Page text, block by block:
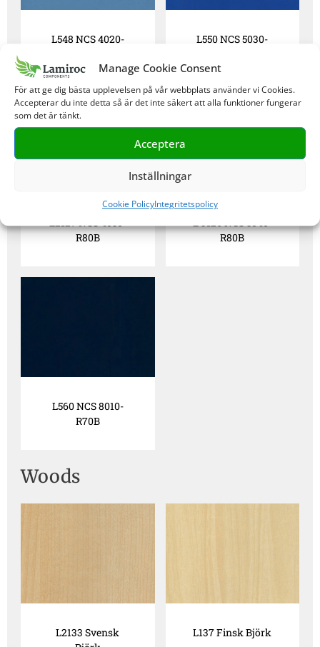
Manage Cookie Consent
För att ge dig bästa upplevelsen på vår webbplats använder vi Cookies.
Accepterar du inte detta så är det inte säkert att alla funktioner fungerar
som det är tänkt.
Acceptera
Inställningar
Cookie PolicyIntegritetspolicy
L548 NCS 4020-
L550 NCS 5030-
L2127 NCS 4050-
R80B
L 3126 NCS 5040-
R80B
L560 NCS 8010-
R70B
Woods
L2133 Svensk
L137 Finsk Björk